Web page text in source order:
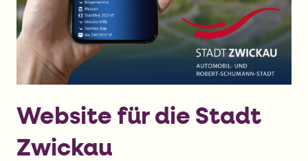
Website für die Stadt
Zwickau